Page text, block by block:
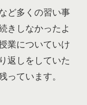
ど多くの習い事
きしなかったよ
業についていけ
返しをしていた
っています。